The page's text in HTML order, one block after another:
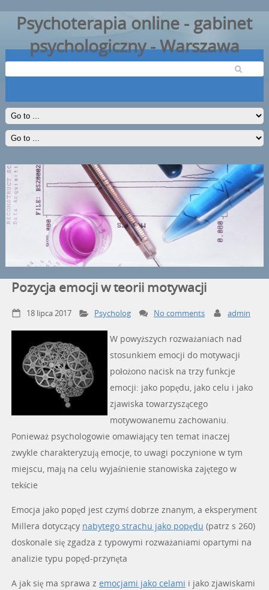
Psychoterapia online - gabinet
psychologiczny - Warszawa
Pozycja emocji w teorii motywacji
18 lipca 2017 Psycholog No comments admin
W powyższych rozważaniach nad
stosunkiem emocji do motywacji
położono nacisk na trzy funkcje
emocji: jako popędu, jako celu i jako
zjawiska towarzyszącego
motywowanemu zachowaniu.
Ponieważ psychologowie omawiający ten temat inaczej
zwykle charakteryzują emocje, to uwagi poczynione w tym
miejscu, mają na celu wyjaśnienie stanowiska zajętego w
tekście
Emocja jako popęd jest czymś dobrze znanym, a eksperyment
Millera dotyczący nabytego strachu jako popędu (patrz s 260)
doskonale się zgadza z typowymi rozważaniami opartymi na
analizie typu popęd-przynęta
A jak się ma sprawa z emocjami jako celami i jako zjawiskami